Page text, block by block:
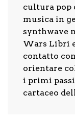
cultura pop
musica in
synthwave
Wars Libri
contatto
orientare
i primi
cartaceo